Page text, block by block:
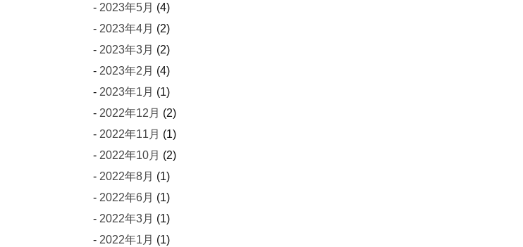
2023年5月 (4)
2023年4月 (2)
2023年3月 (2)
2023年2月 (4)
2023年1月 (1)
2022年12月 (2)
2022年11月 (1)
2022年10月 (2)
2022年8月 (1)
2022年6月 (1)
2022年3月 (1)
2022年1月 (1)